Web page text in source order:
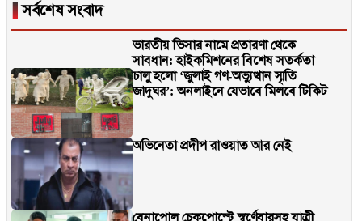
▐সর্বশেষ সংবাদ
ভারতীয় ভিসার নামে প্রতারণা থেকে
সাবধান: হাইকমিশনের বিশেষ সতর্কতা
চালু হলো ‘জুলাই গণ-অভ্যুত্থান স্মৃতি
জাদুঘর’: অনলাইনে যেভাবে মিলবে টিকিট
অভিনেতা প্রদীপ রাওয়াত আর নেই
বেনাপোল চেকপোস্টে স্বর্ণেবারসহ যাত্রী